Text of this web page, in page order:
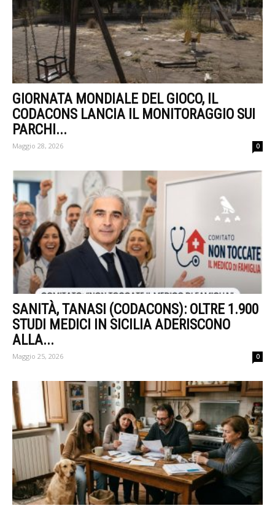
GIORNATA MONDIALE DEL GIOCO, IL
CODACONS LANCIA IL MONITORAGGIO SUI
PARCHI...
Maggio 28, 2026 0
SANITÀ, TANASI (CODACONS): OLTRE 1.900
STUDI MEDICI IN SICILIA ADERISCONO
ALLA...
Maggio 25, 2026 0